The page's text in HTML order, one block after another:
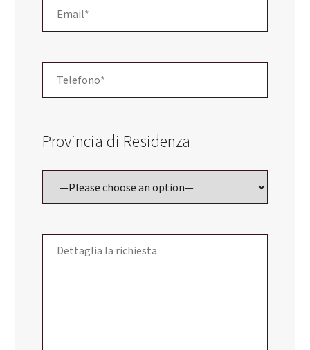
Provincia di Residenza